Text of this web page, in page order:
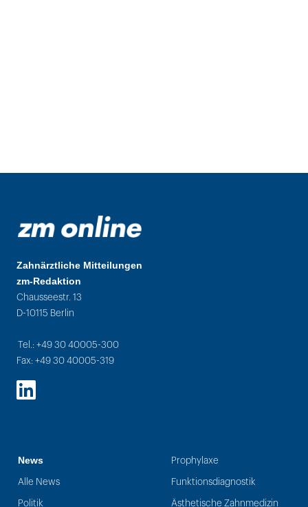
Zahnärztliche Mitteilungen
zm-Redaktion
Chausseestr. 13
D-10115 Berlin
Tel.: +49 30 40005-300
Fax: +49 30 40005-319
LinkedIn
News
Alle News
Politik
Prophylaxe
Funktionsdiagnostik
Ästhetische Zahnmedizin